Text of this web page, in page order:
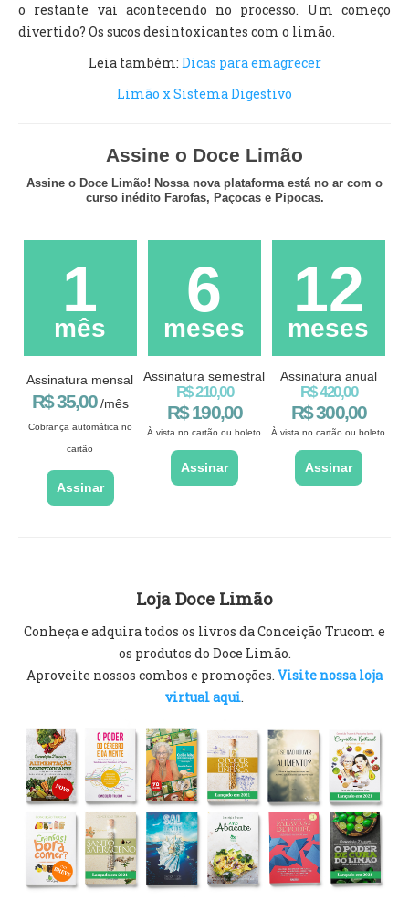
o restante vai acontecendo no processo. Um começo
divertido? Os sucos desintoxicantes com o limão.
Leia também: Dicas para emagrecer
Limão x Sistema Digestivo
Assine o Doce Limão
Assine o Doce Limão! Nossa nova plataforma está no ar com o
curso inédito Farofas, Paçocas e Pipocas.
1
mês
Assinatura mensal
R$ 35,00/mês
Cobrança automática no
cartão
Assinar
6
meses
Assinatura semestral
R$ 210,00
R$ 190,00
À vista no cartão ou boleto
Assinar
12
meses
Assinatura anual
R$ 420,00
R$ 300,00
À vista no cartão ou boleto
Assinar
Loja Doce Limão
Conheça e adquira todos os livros da Conceição Trucom e
os produtos do Doce Limão.
Aproveite nossos combos e promoções. Visite nossa loja
virtual aqui.